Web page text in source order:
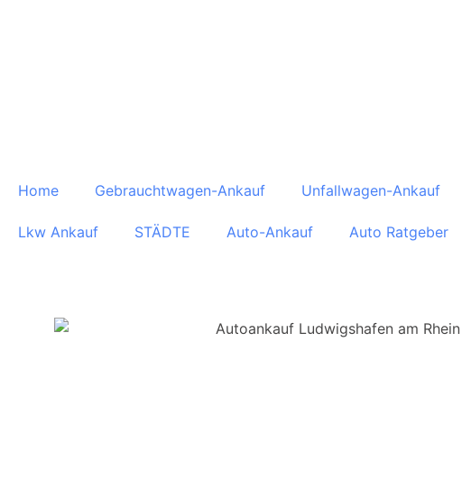
Home Gebrauchtwagen-Ankauf Unfallwagen-Ankauf
Lkw Ankauf STÄDTE Auto-Ankauf Auto Ratgeber